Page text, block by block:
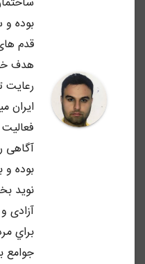
بوده و
قدم
هدف
رعايت
ايران
آگاهى
بوده و
نويد
آزادى
براي
جوامع